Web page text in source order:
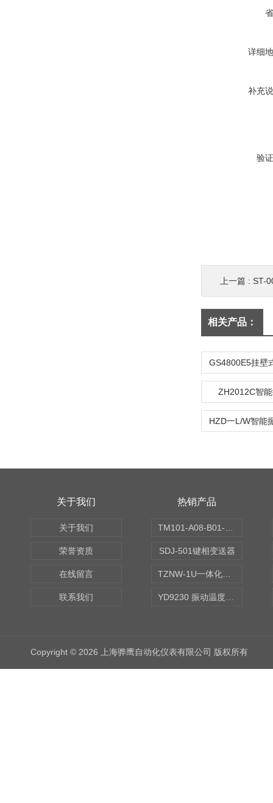
详细
补充
验
上一篇 : ST-
相关产品：
ZH2012C智
关于我们
关于我们
荣誉资质
在线留言
联系我们
热销产品
SDJ-501键相变送器
Copyright © 2026 上海骅鹰自动化仪表有限公司 版权所有